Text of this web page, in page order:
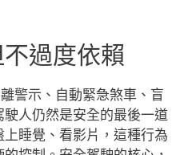
過度依賴
警示、自動緊急煞車、盲
人仍然是安全的最後一道
睡覺、看影片，這種行為